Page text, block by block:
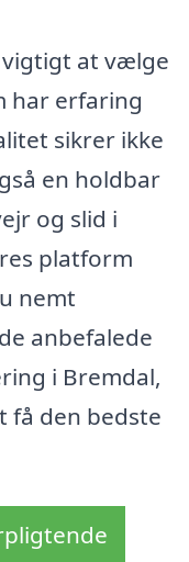
at vælge
har erfaring
sikrer ikke
en holdbar
og slid i
platform
nemt
anbefalede
i Bremdal,
få den bedste